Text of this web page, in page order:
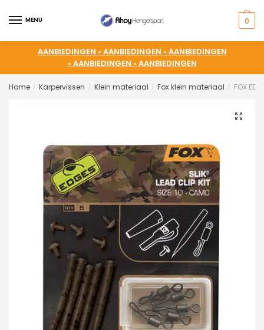
MENU 0
AANBIEDINGEN • AANBIEDINGEN • AANBIEDINGEN
• AANBIEDINGEN • AANBIEDINGEN
Home / Karpervissen / Klein materiaal / Fox klein materiaal / FOX
🔍